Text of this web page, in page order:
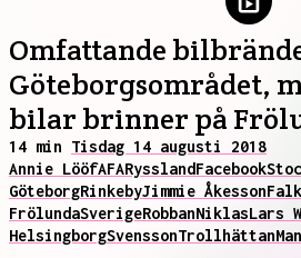
Omfattande
Göteborgsområdet,
bilar brinner på
14 min Tisdag 14 augusti 2018
Annie LööfAFARysslandFacebook
GöteborgRinkebyJimmie Åkesson
FrölundaSverigeRobbanNiklasLars
HelsingborgSvenssonTrollhättan